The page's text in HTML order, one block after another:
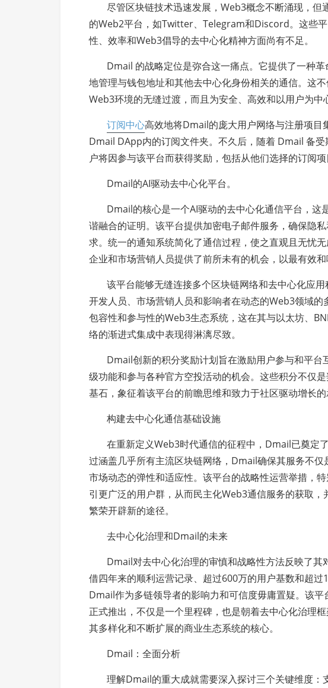
尽管区块链技术迅速发展，Web3概念不断涌现，但
的Web2平台，如Twitter、Telegram和Discord。这些
性、效率和Web3倡导的去中心化精神方面尚有不足。
Dmail 的战略定位是弥合这一痛点。它提供了一种
地管理与钱包地址和其他去中心化身份相关的通信。这
Web3环境的无缝过渡，而且为安全、高效和以用户为中
订阅中心高效地将Dmail的庞大用户网络与注册项目
Dmail DApp内的订阅文件夹。不久后，随着 Dmail 备
户将因参与该平台而获得奖励，包括从他们选择的订阅项
Dmail的AI驱动去中心化平台。
Dmail的核心是一个AI驱动的去中心化通信平台，这
谐融合的证明。该平台提供加密电子邮件服务，确保隐
求。统一的通知系统简化了通信过程，使之直观且无忧
企业和市场营销人员提供了前所未有的机会，以最有效和
该平台能够无缝连接多个区块链网络和去中心化应用
开发人员、市场营销人员和影响者在动态的Web3领域
包容性和参与性的Web3生态系统，这在其与以太坊、
络的渐进式集成中表现得淋漓尽致。
Dmail创新的积分奖励计划旨在激励用户参与和平台
级功能和参与各种官方空投活动的机会。这些积分不仅
基石，象征着该平台的前瞻思维和致力于社区驱动增长的
构建去中心化通信基础设施
在重新定义Web3时代通信的征程中，Dmail已奠定
过涵盖几乎所有主流区块链网络，Dmail确保其服务不
市场动态的弹性和适应性。该平台的战略性运营举措，
引更广泛的用户群，从而民主化Web3通信服务的获取
繁荣开辟新的途径。
去中心化治理和Dmail的未来
Dmail对去中心化治理的审慎和战略性方法反映了其
借四年来的顺利运营记录、超过600万的用户基数和超过
Dmail作为多链领导者的影响力和可信度毋庸置疑。该
正式推出，不仅是一个里程碑，也是朝着去中心化治理
其多样化和不断扩展的商业生态系统的核心。
Dmail：全面分析
理解Dmail的重大成就需要深入探讨三个关键维度：